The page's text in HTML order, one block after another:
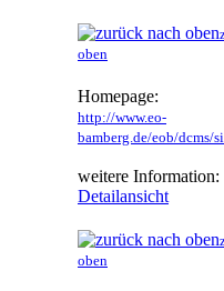
oben
Homepage:
http://www.eo-
bamberg.de/eob/dcms/
weitere Information:
Detailansicht
oben